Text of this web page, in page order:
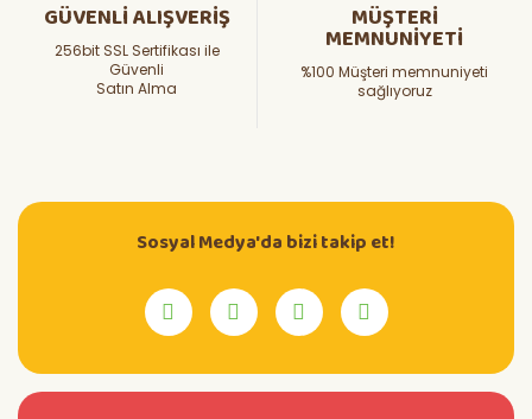
GÜVENLİ ALIŞVERİŞ
256bit SSL Sertifikası ile
Güvenli
Satın Alma
MÜŞTERİ
MEMNUNİYETİ
%100 Müşteri memnuniyeti
sağlıyoruz
Sosyal Medya'da bizi takip et!